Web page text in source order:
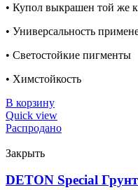
• Купол выкрашен той же
• Универсальность
• Светостойкие пигменты
• Химстойкость
В корзину
Quick view
Распродано
Закрыть
DETON Special